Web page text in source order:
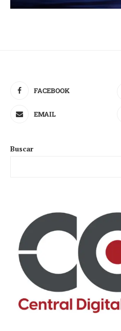
FACEBOOK
EMAIL
Buscar